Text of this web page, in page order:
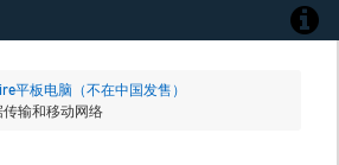
平板电脑（不在中国发售）
传输和移动网络